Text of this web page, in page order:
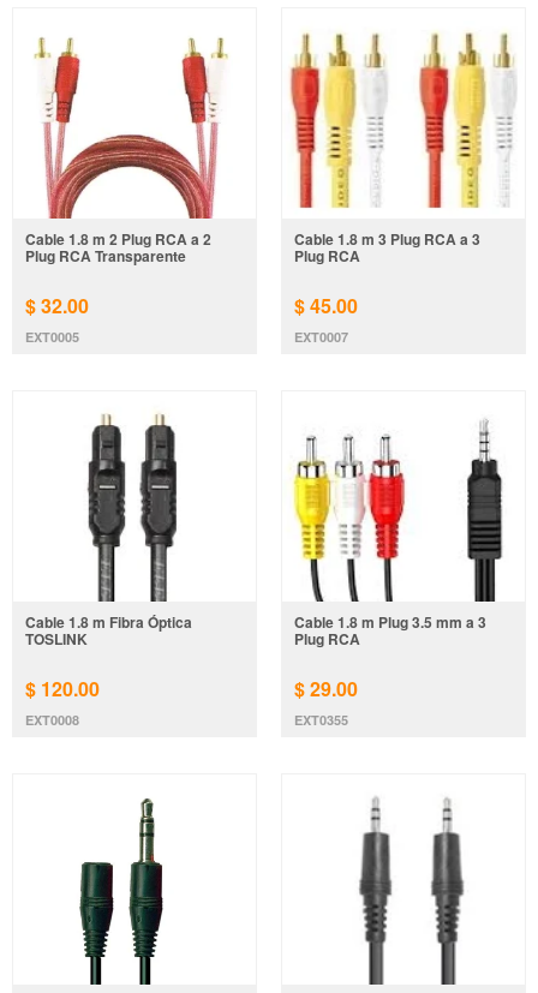
Cable 1.8 m 2 Plug RCA a 2
Plug RCA Transparente
$ 32.00
EXT0005
Cable 1.8 m 3 Plug RCA a 3
Plug RCA
$ 45.00
EXT0007
Cable 1.8 m Fibra Óptica
TOSLINK
$ 120.00
EXT0008
Cable 1.8 m Plug 3.5 mm a 3
Plug RCA
$ 29.00
EXT0355